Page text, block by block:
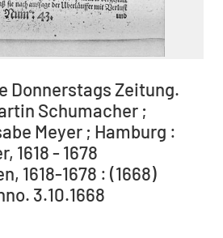
Donnerstags Zeitung.
Schumacher ;
Meyer ; Hamburg :
1618 - 1678
1618-1678 : (1668)
3.10.1668